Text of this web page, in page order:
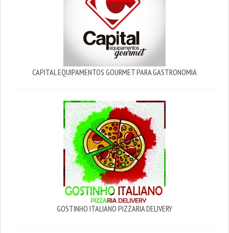
CAPITAL EQUIPAMENTOS GOURMET PARA GASTRONOMIA
GOSTINHO ITALIANO PIZZARIA DELIVERY